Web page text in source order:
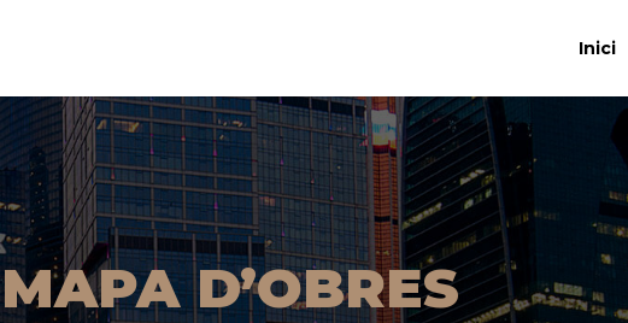
Inici
MAPA D’OBRES